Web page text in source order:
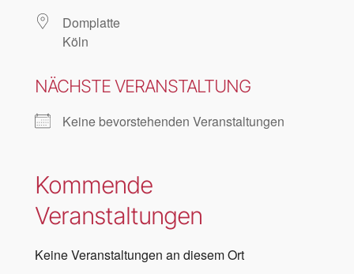
Domplatte
Köln
NÄCHSTE VERANSTALTUNG
Keine bevorstehenden Veranstaltungen
Kommende
Veranstaltungen
Keine Veranstaltungen an diesem Ort